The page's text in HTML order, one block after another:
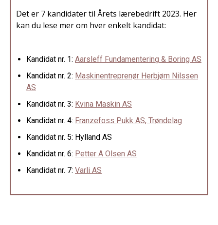
Det er 7 kandidater til Årets lærebedrift 2023. Her
kan du lese mer om hver enkelt kandidat:
Kandidat nr. 1: Aarsleff Fundamentering & Boring AS
Kandidat nr. 2: Maskinentreprenør Herbjørn Nilssen
AS
Kandidat nr. 3: Kvina Maskin AS
Kandidat nr. 4: Franzefoss Pukk AS, Trøndelag
Kandidat nr. 5: Hylland AS
Kandidat nr. 6: Petter A Olsen AS
Kandidat nr. 7: Varli AS